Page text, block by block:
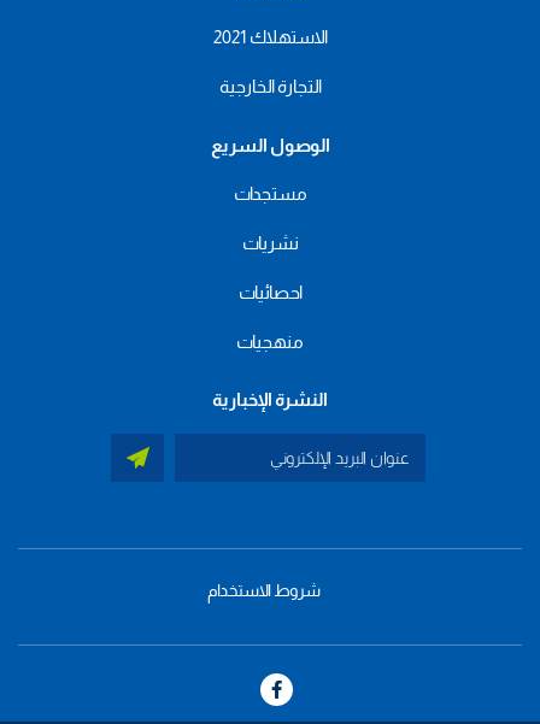
الاستهلاك 2021
التجارة الخارجية
الوصول السريع
مستجدات
نشريات
احصائيات
منهجيات
النشرة الإخبارية
footer
شروط الاستخدام